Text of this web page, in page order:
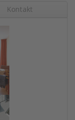
Kontakt